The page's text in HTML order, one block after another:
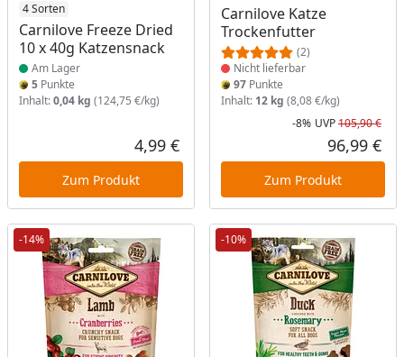
4 Sorten
Carnilove Freeze Dried
10 x 40g Katzensnack
Produkt am Lager
Am Lager
5 Punkte
Inhalt:0,04 kg (124,75 €/kg)
Aktueller Preis
4,99 €
Zum Produkt
Carnilove Katze
Trockenfutter
(2)
Produkt nicht lieferbar
Nicht lieferbar
97Punkte
Inhalt: 12 kg (8,08 €/kg)
-8% UVP105,90 €
96,99 €
Zum Produkt
-14% -10%